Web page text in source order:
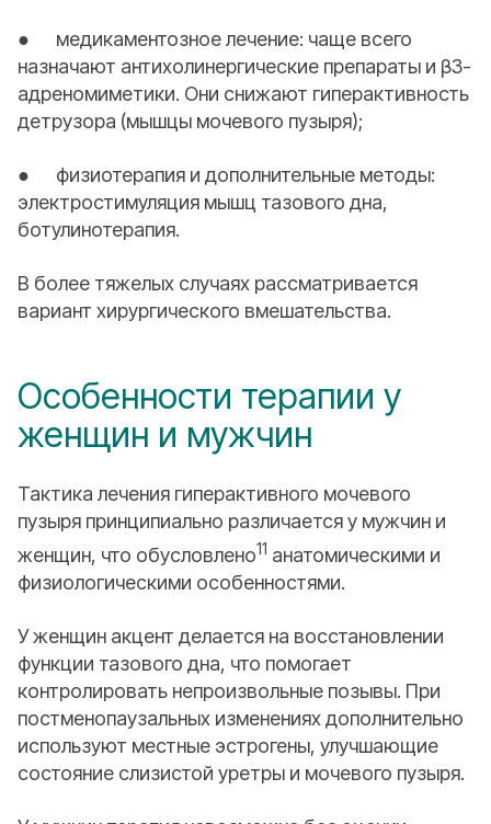
● медикаментозное лечение: чаще всего
назначают антихолинергические препараты и β3-
адреномиметики. Они снижают гиперактивность
детрузора (мышцы мочевого пузыря);
● физиотерапия и дополнительные методы:
электростимуляция мышц тазового дна,
ботулинотерапия.
В более тяжелых случаях рассматривается
вариант хирургического вмешательства.
Особенности терапии у
женщин и мужчин
Тактика лечения гиперактивного мочевого
пузыря принципиально различается у мужчин и
женщин, что обусловлено11 анатомическими и
физиологическими особенностями.
У женщин акцент делается на восстановлении
функции тазового дна, что помогает
контролировать непроизвольные позывы. При
постменопаузальных изменениях дополнительно
используют местные эстрогены, улучшающие
состояние слизистой уретры и мочевого пузыря.